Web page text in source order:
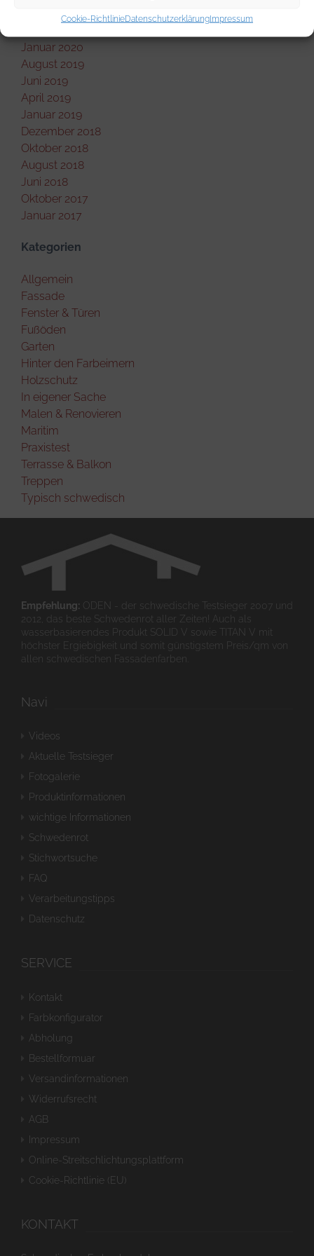
Cookie-RichtlinieDatenschutzerklärungImpressum
Mai 2020
Januar 2020
August 2019
Juni 2019
April 2019
Januar 2019
Dezember 2018
Oktober 2018
August 2018
Juni 2018
Oktober 2017
Januar 2017
Kategorien
Allgemein
Fassade
Fenster & Türen
Fußöden
Garten
Hinter den Farbeimern
Holzschutz
In eigener Sache
Malen & Renovieren
Maritim
Praxistest
Terrasse & Balkon
Treppen
Typisch schwedisch
Empfehlung: ODEN - der schwedische Testsieger 2007 und
2012, das beste Schwedenrot aller Zeiten! Auch als
wasserbasierendes Produkt SOLID V sowie TITAN V mit
höchster Ergiebigkeit und somit günstigstem Preis/qm von
allen schwedischen Fassadenfarben.
Navi
Videos
Aktuelle Testsieger
Fotogalerie
Produktinformationen
wichtige Informationen
Schwedenrot
Stichwortsuche
FAQ
Verarbeitungstipps
Datenschutz
SERVICE
Kontakt
Farbkonfigurator
Abholung
Bestellformuar
Versandinformationen
Widerrufsrecht
AGB
Impressum
Online-Streitschlichtungsplattform
Cookie-Richtlinie (EU)
KONTAKT